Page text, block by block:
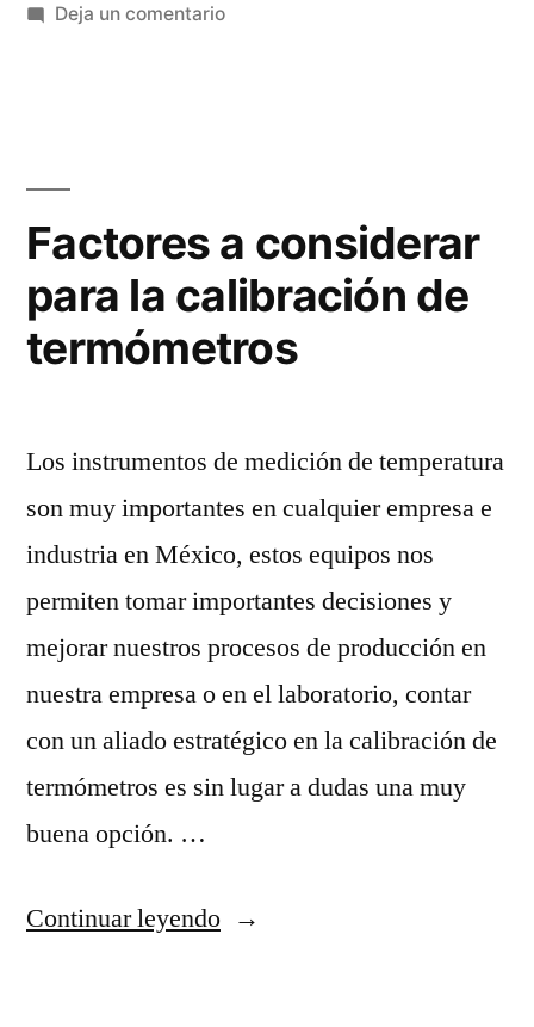
Deja un comentarioen
de
termómetros
en
su
Factores a considerar
para la calibración de
termómetros
Los instrumentos de medición de temperatura
son muy importantes en cualquier empresa e
industria en México, estos equipos nos
permiten tomar importantes decisiones y
mejorar nuestros procesos de producción en
nuestra empresa o en el laboratorio, contar
con un aliado estratégico en la calibración de
termómetros es sin lugar a dudas una muy
buena opción. …
Continuar leyendo“Factores